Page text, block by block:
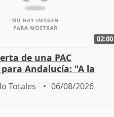
02:00
de una PAC
Andalucía: "A la
que protegerla"
Totales 06/08/2026